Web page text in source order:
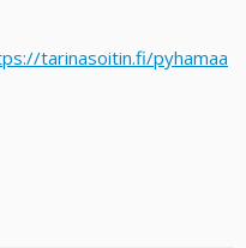
tarinasoitin.fi/pyhamaa